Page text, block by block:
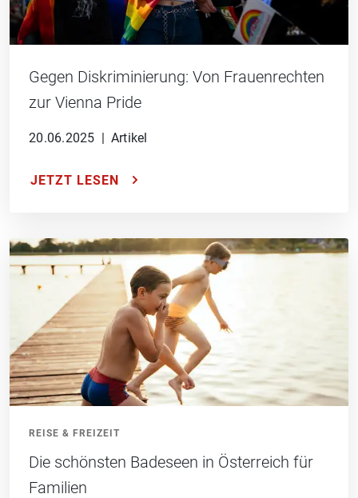
Gegen Diskriminierung: Von Frauenrechten
zur Vienna Pride
20.06.2025 | Artikel
JETZT LESEN
REISE & FREIZEIT
Die schönsten Badeseen in Österreich für
Familien